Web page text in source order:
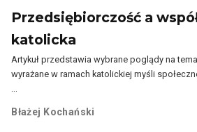
Przedsiębiorczość a
katolicka
Artykuł przedstawia wybrane poglądy na
wyrażane w ramach katolickiej myśli
…
Błażej Kochański